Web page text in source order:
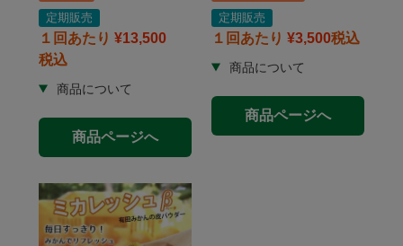
定期販売
１回あたり ¥13,500
税込
商品ページへ
定期販売
１回あたり ¥3,500税込
商品ページへ